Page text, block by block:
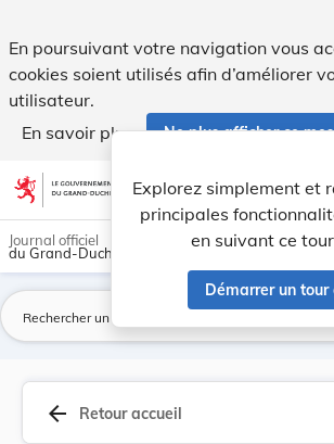
En poursuivant votre navigation vous
cookies soient utilisés afin d’améliorer
utilisateur.
En savoir plus
Ne plus afficher ce
Aller au contenu account_circle help
Explorez simplement et
principales
en suivant ce
Démarrer un tour
Journal officiel
du Grand-Duché de Luxembourg
arrow_back Retour accueil